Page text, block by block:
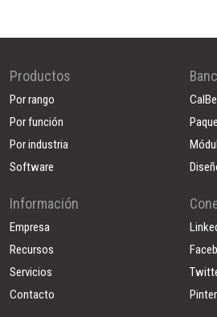
Productos
Por rango
Por función
Por industria
Software
Información
Empresa
Recursos
Servicios
Contacto